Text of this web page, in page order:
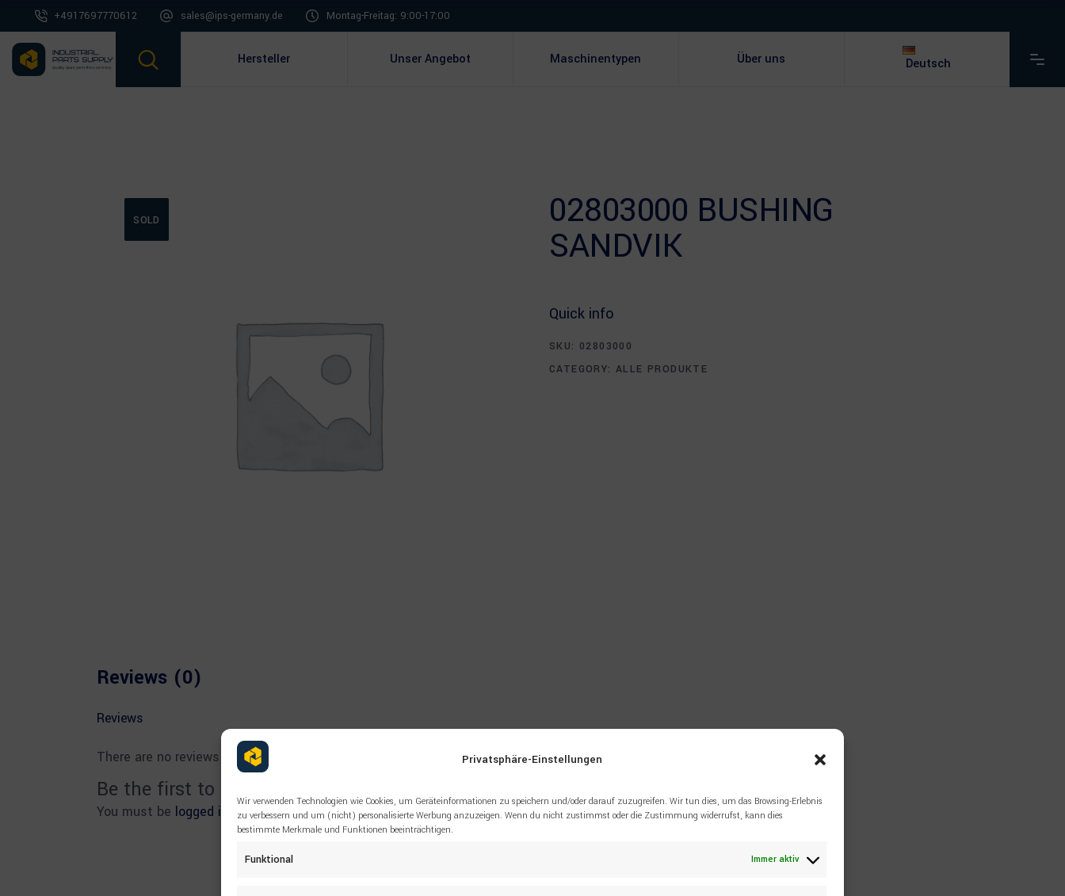
Privatsphäre-Einstellungen
Wir verwenden Technologien wie Cookies, um Geräteinformationen zu speichern und/oder darauf zuzugreifen. Wir tun dies, um das Browsing-Erlebnis
zu verbessern und um (nicht) personalisierte Werbung anzuzeigen. Wenn du nicht zustimmst oder die Zustimmung widerrufst, kann dies
bestimmte Merkmale und Funktionen beeinträchtigen.
Funktional Immer aktiv
+4917697770612 sales@ips-germany.de Montag-Freitag: 9:00-17:00
Hersteller Unser Angebot Maschinentypen Über uns Deutsch
SOLD 02803000 BUSHING
SANDVIK
Quick info
SKU: 02803000
CATEGORY:ALLE PRODUKTE
Reviews (0)
Reviews
There are no reviews yet.
Be the first to review “02803000 Bushing SANDVIK”
You must be logged in to post a review.